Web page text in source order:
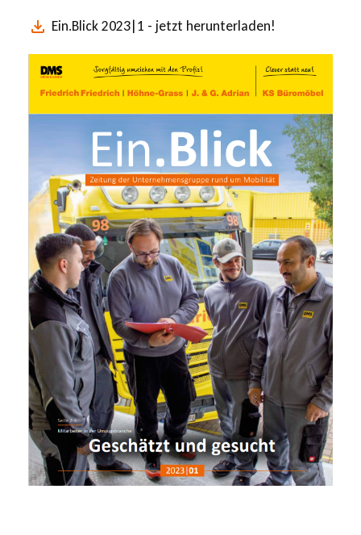
Ein.Blick 2023|1 - jetzt herunterladen!